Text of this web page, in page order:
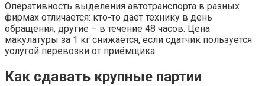
Оперативность выделения автотранспорта в разных
фирмах отличается: кто-то даёт технику в день
обращения, другие – в течение 48 часов. Цена
макулатуры за 1 кг снижается, если сдатчик пользуется
услугой перевозки от приёмщика.
Как сдавать крупные партии